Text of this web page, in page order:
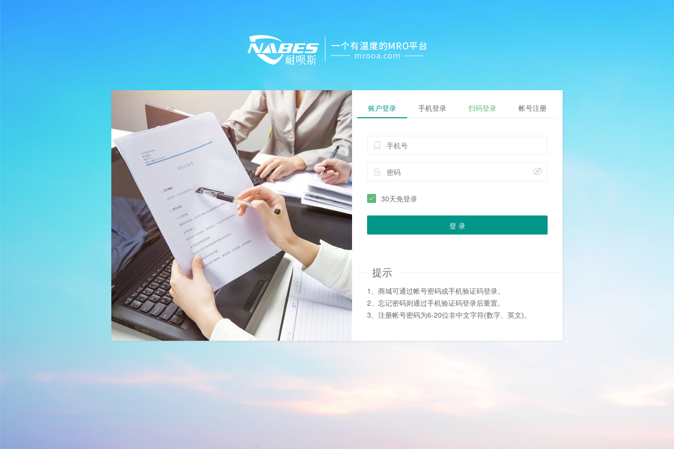
账户登录 手机登录 扫码登录 帐号注册
30天免登录
登 录
提示
1、商城可通过帐号密码或手机验证码登录。
2、忘记密码则通过手机验证码登录后重置。
3、注册帐号密码为6-20位非中文字符(数字、英文)。